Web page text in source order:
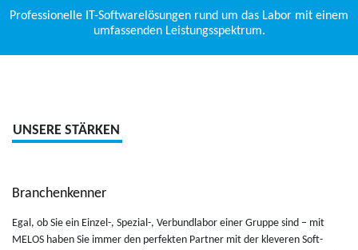
Professionelle IT-Softwarelösungen rund um das Labor mit einem
umfassenden Leistungsspektrum.
UNSERE STÄRKEN
Branchenkenner
Egal, ob Sie ein Einzel-, Spezial-, Ver­bund­la­bor einer Gruppe sind – mit
MELOS haben Sie immer den per­fek­ten Part­ner mit der klev­eren Soft­